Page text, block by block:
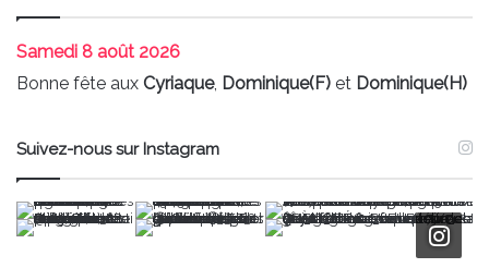
Samedi 8 août 2026
Bonne fête aux Cyriaque, Dominique(F) et Dominique(H)
Suivez-nous sur Instagram